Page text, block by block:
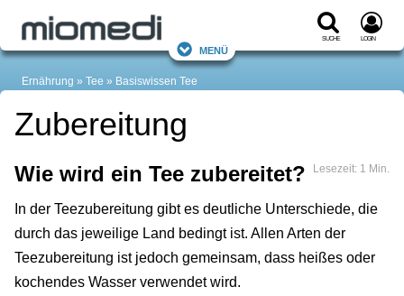
Suche Login
Menü
Ernährung Tee Basiswissen Tee
Zubereitung
Lesezeit: 1 Min.
Wie wird ein Tee zubereitet?
In der Teezubereitung gibt es deutliche Unterschiede, die
durch das jeweilige Land bedingt ist. Allen Arten der
Teezubereitung ist jedoch gemeinsam, dass heißes oder
kochendes Wasser verwendet wird.